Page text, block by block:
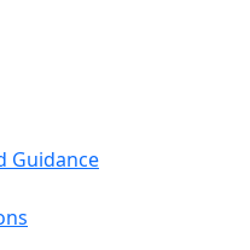
Guidance